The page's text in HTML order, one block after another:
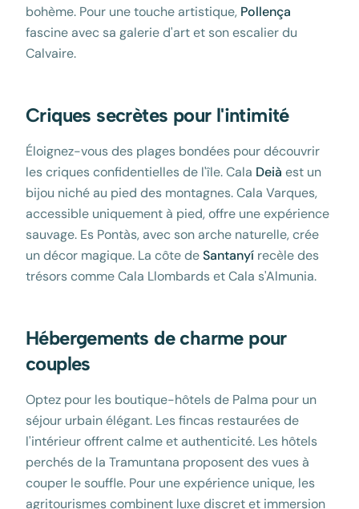
bohème. Pour une touche artistique, Pollença
fascine avec sa galerie d'art et son escalier du
Calvaire.
Criques secrètes pour l'intimité
Éloignez-vous des plages bondées pour découvrir
les criques confidentielles de l'île. Cala Deià est un
bijou niché au pied des montagnes. Cala Varques,
accessible uniquement à pied, offre une expérience
sauvage. Es Pontàs, avec son arche naturelle, crée
un décor magique. La côte deSantanyí recèle des
trésors comme Cala Llombards et Cala s'Almunia.
Hébergements de charme pour
couples
Optez pour les boutique-hôtels de Palma pour un
séjour urbain élégant. Les fincas restaurées de
l'intérieur offrent calme et authenticité. Les hôtels
perchés de la Tramuntana proposent des vues à
couper le souffle. Pour une expérience unique, les
agritourismes combinent luxe discret et immersion